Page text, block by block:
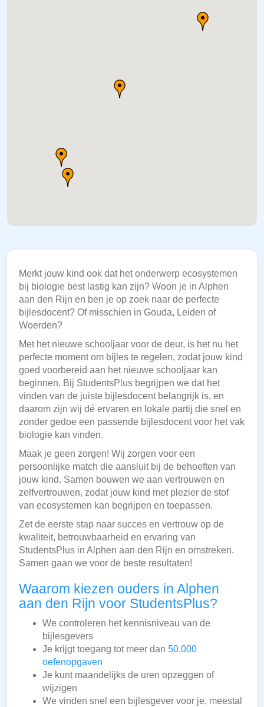
Merkt jouw kind ook dat het onderwerp ecosystemen
bij biologie best lastig kan zijn? Woon je in Alphen
aan den Rijn en ben je op zoek naar de perfecte
bijlesdocent? Of misschien in Gouda, Leiden of
Woerden?
Met het nieuwe schooljaar voor de deur, is het nu het
perfecte moment om bijles te regelen, zodat jouw kind
goed voorbereid aan het nieuwe schooljaar kan
beginnen. Bij StudentsPlus begrijpen we dat het
vinden van de juiste bijlesdocent belangrijk is, en
daarom zijn wij dé ervaren en lokale partij die snel en
zonder gedoe een passende bijlesdocent voor het vak
biologie kan vinden.
Maak je geen zorgen! Wij zorgen voor een
persoonlijke match die aansluit bij de behoeften van
jouw kind. Samen bouwen we aan vertrouwen en
zelfvertrouwen, zodat jouw kind met plezier de stof
van ecosystemen kan begrijpen en toepassen.
Zet de eerste stap naar succes en vertrouw op de
kwaliteit, betrouwbaarheid en ervaring van
StudentsPlus in Alphen aan den Rijn en omstreken.
Samen gaan we voor de beste resultaten!
Waarom kiezen ouders in Alphen
aan den Rijn voor StudentsPlus?
We controleren het kennisniveau van de
bijlesgevers
Je krijgt toegang tot meer dan 50.000
oefenopgaven
Je kunt maandelijks de uren opzeggen of
wijzigen
We vinden snel een bijlesgever voor je, meestal